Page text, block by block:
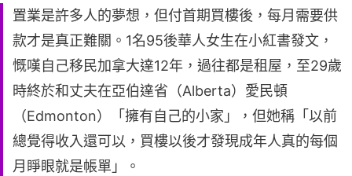
置業是許多人的夢想，但付首期買樓後，每月需要供
款才是真正難關。1名95後華人女生在小紅書發文，
慨嘆自己移民加拿大達12年，過往都是租屋，至29歲
時終於和丈夫在亞伯達省（Alberta）愛民頓
（Edmonton）「擁有自己的小家」，但她稱「以前
總覺得收入還可以，買樓以後才發現成年人真的每個
月睜眼就是帳單」。